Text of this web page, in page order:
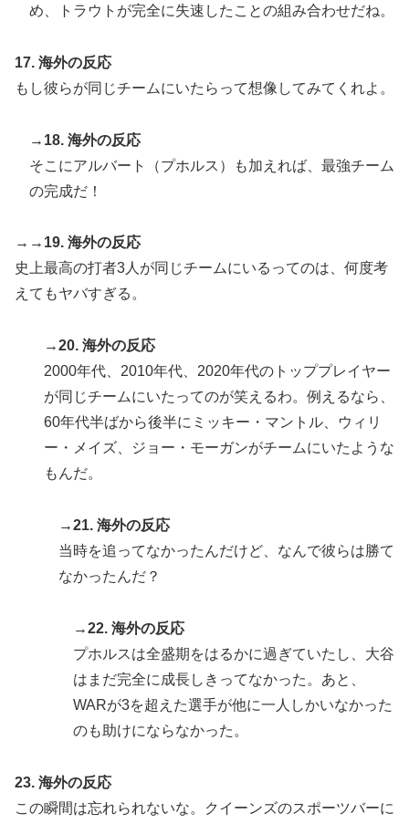
め、トラウトが完全に失速したことの組み合わせだね。
17. 海外の反応
もし彼らが同じチームにいたらって想像してみてくれよ。
→18. 海外の反応
そこにアルバート（プホルス）も加えれば、最強チーム
の完成だ！
→→19. 海外の反応
史上最高の打者3人が同じチームにいるってのは、何度考
えてもヤバすぎる。
→20. 海外の反応
2000年代、2010年代、2020年代のトッププレイヤー
が同じチームにいたってのが笑えるわ。例えるなら、
60年代半ばから後半にミッキー・マントル、ウィリ
ー・メイズ、ジョー・モーガンがチームにいたような
もんだ。
→21. 海外の反応
当時を追ってなかったんだけど、なんで彼らは勝て
なかったんだ？
→22. 海外の反応
プホルスは全盛期をはるかに過ぎていたし、大谷
はまだ完全に成長しきってなかった。あと、
WARが3を超えた選手が他に一人しかいなかった
のも助けにならなかった。
23. 海外の反応
この瞬間は忘れられないな。クイーンズのスポーツバーに